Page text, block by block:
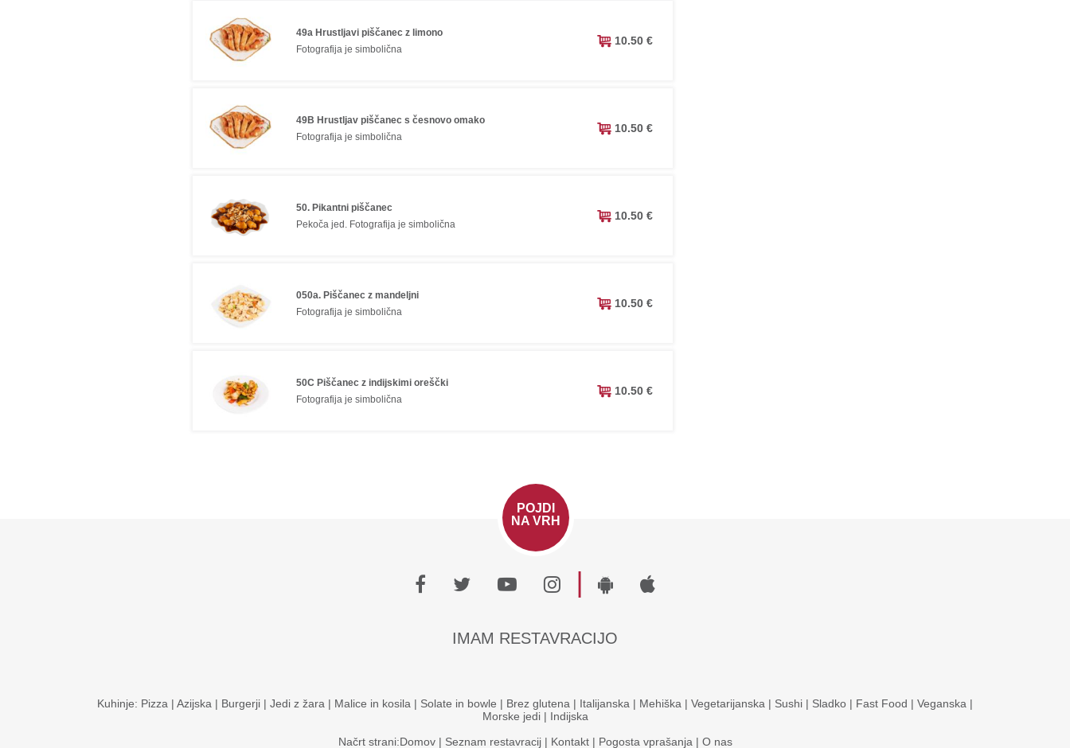
49a Hrustljavi piščanec z limono
Fotografija je simbolična
10.50 €
49B Hrustljav piščanec s česnovo omako
Fotografija je simbolična
10.50 €
50. Pikantni piščanec
Pekoča jed. Fotografija je simbolična
10.50 €
050a. Piščanec z mandeljni
Fotografija je simbolična
10.50 €
50C Piščanec z indijskimi oreščki
Fotografija je simbolična
10.50 €
POJDI
NA VRH
|
IMAM RESTAVRACIJO
Kuhinje: Pizza | Azijska | Burgerji | Jedi z žara | Malice in kosila | Solate in bowle | Brez glutena | Italijanska | Mehiška | Vegetarijanska | Sushi | Sladko | Fast Food | Veganska |
Morske jedi| Indijska
Načrt strani:Domov| Seznam restavracij| Kontakt| Pogosta vprašanja | O nas